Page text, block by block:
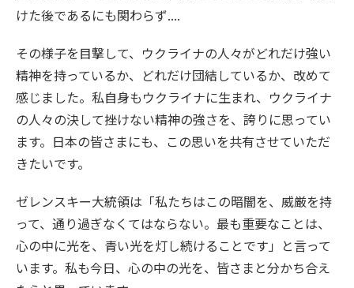
けた後であるにも関わらず....
その様子を目撃して、ウクライナの人々がどれだけ強い
精神を持っているか、どれだけ団結しているか、改めて
感じました。私自身もウクライナに生まれ、ウクライナ
の人々の決して挫けない精神の強さを、誇りに思ってい
ます。日本の皆さまにも、この思いを共有させていただ
きたいです。
ゼレンスキー大統領は「私たちはこの暗闇を、威厳を持
って、通り過ぎなくてはならない。最も重要なことは、
心の中に光を、青い光を灯し続けることです」と言って
います。私も今日、心の中の光を、皆さまと分かち合え